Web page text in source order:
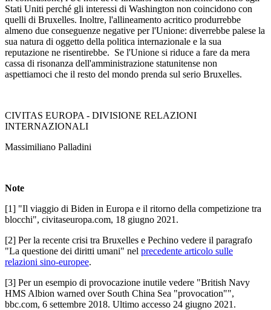
Stati Uniti perché gli interessi di Washington non coincidono con
quelli di Bruxelles. Inoltre, l'allineamento acritico produrrebbe
almeno due conseguenze negative per l'Unione: diverrebbe palese la
sua natura di oggetto della politica internazionale e la sua
reputazione ne risentirebbe. Se l'Unione si riduce a fare da mera
cassa di risonanza dell'amministrazione statunitense non
aspettiamoci che il resto del mondo prenda sul serio Bruxelles.
CIVITAS EUROPA - DIVISIONE RELAZIONI
INTERNAZIONALI
Massimiliano Palladini
Note
[1] "Il viaggio di Biden in Europa e il ritorno della competizione tra
blocchi", civitaseuropa.com, 18 giugno 2021.
[2] Per la recente crisi tra Bruxelles e Pechino vedere il paragrafo
"La questione dei diritti umani" nel precedente articolo sulle
relazioni sino-europee.
[3] Per un esempio di provocazione inutile vedere "British Navy
HMS Albion warned over South China Sea "provocation"",
bbc.com, 6 settembre 2018. Ultimo accesso 24 giugno 2021.